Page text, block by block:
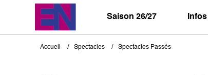
Saison 26/27
Fil
Accueil Spectacles Spectacles Passés